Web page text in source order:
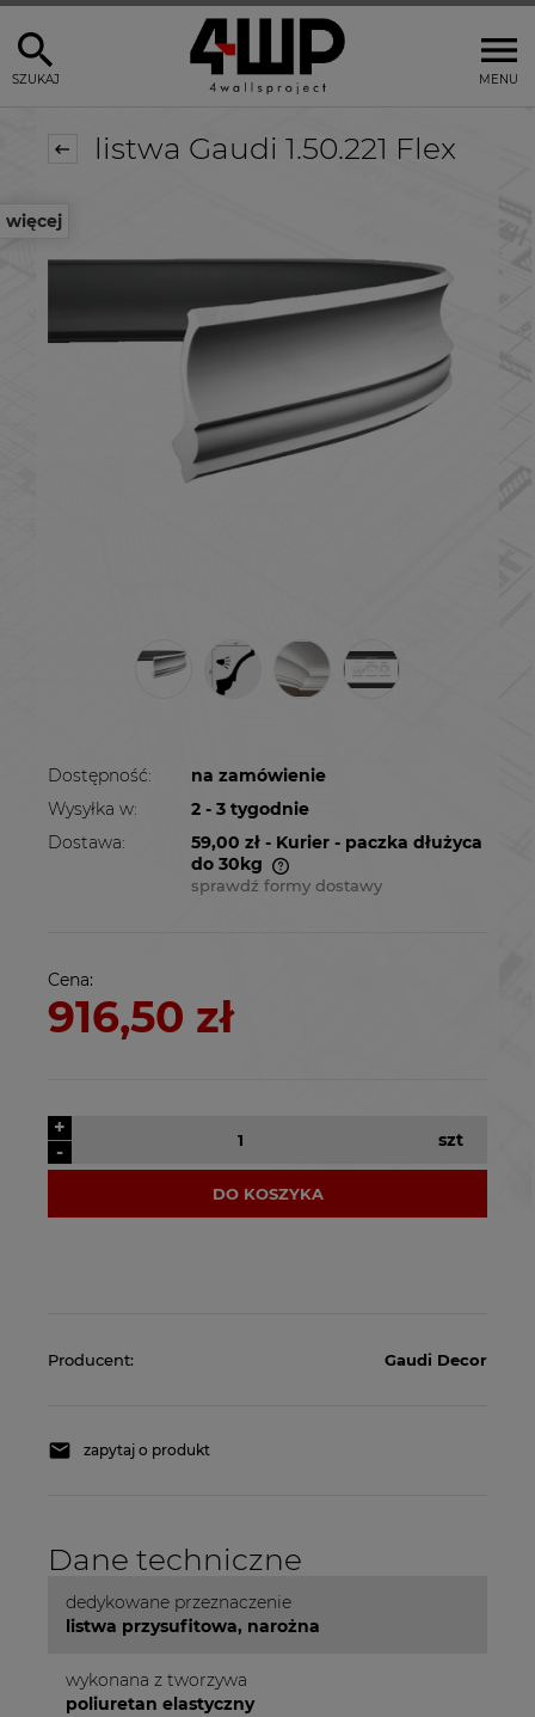
MENU
SZUKAJ
więcej
listwa Gaudi 1.50.221 Flex
Dostępność:
na zamówienie
Wysyłka w:
2 - 3 tygodnie
Dostawa:
59,00 zł - Kurier - paczka dłużyca
do 30kg
Cena nie zawiera ewentualnych kosztów
sprawdź formy dostawy
Cena:
916,50 zł
-
+
szt
DO KOSZYKA
Producent: Gaudi Decor
zapytaj o produkt
Dane techniczne
dedykowane przeznaczenie
listwa przysufitowa, narożna
wykonana z tworzywa
poliuretan elastyczny